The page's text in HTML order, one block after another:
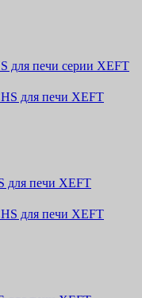
для печи серии XEFT
для печи XEFT